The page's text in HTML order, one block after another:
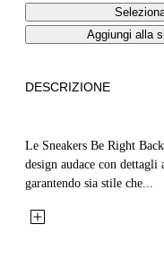
Aggiungi alla
DESCRIZIONE
Le Sneakers Be Right
design audace con dettagli
garantendo sia stile che...